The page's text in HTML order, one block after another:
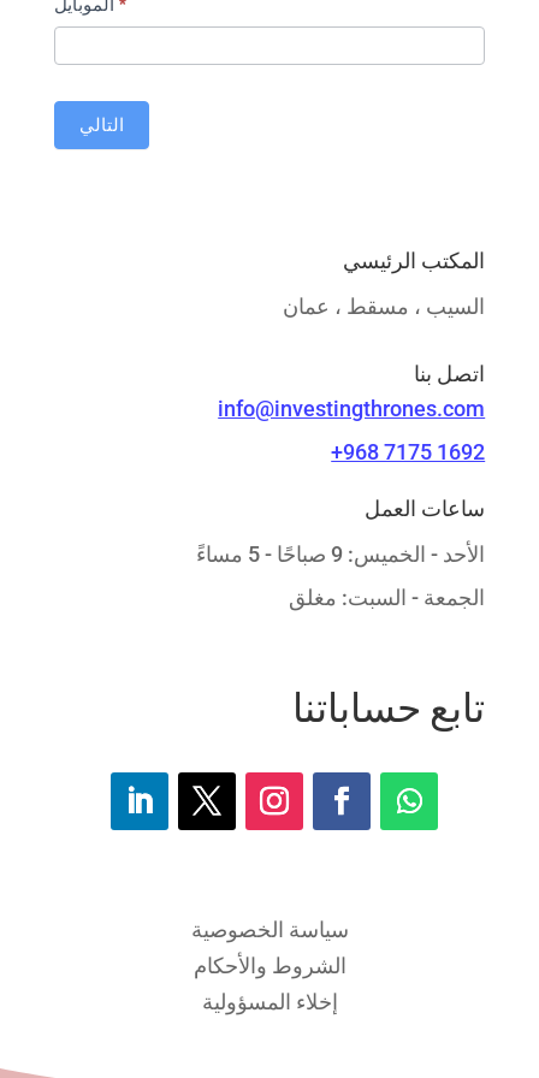
*
التالي
المكتب الرئيسي
السيب ، مسقط ، عمان
اتصل بنا
info@investingthrones.com
+968 7175 1692
ساعات العمل
الأحد - الخميس: 9 صباحًا - 5 مساءً
الجمعة - السبت: مغلق
تابع حساباتنا
سياسة الخصوصية
الشروط والأحكام
إخلاء المسؤولية